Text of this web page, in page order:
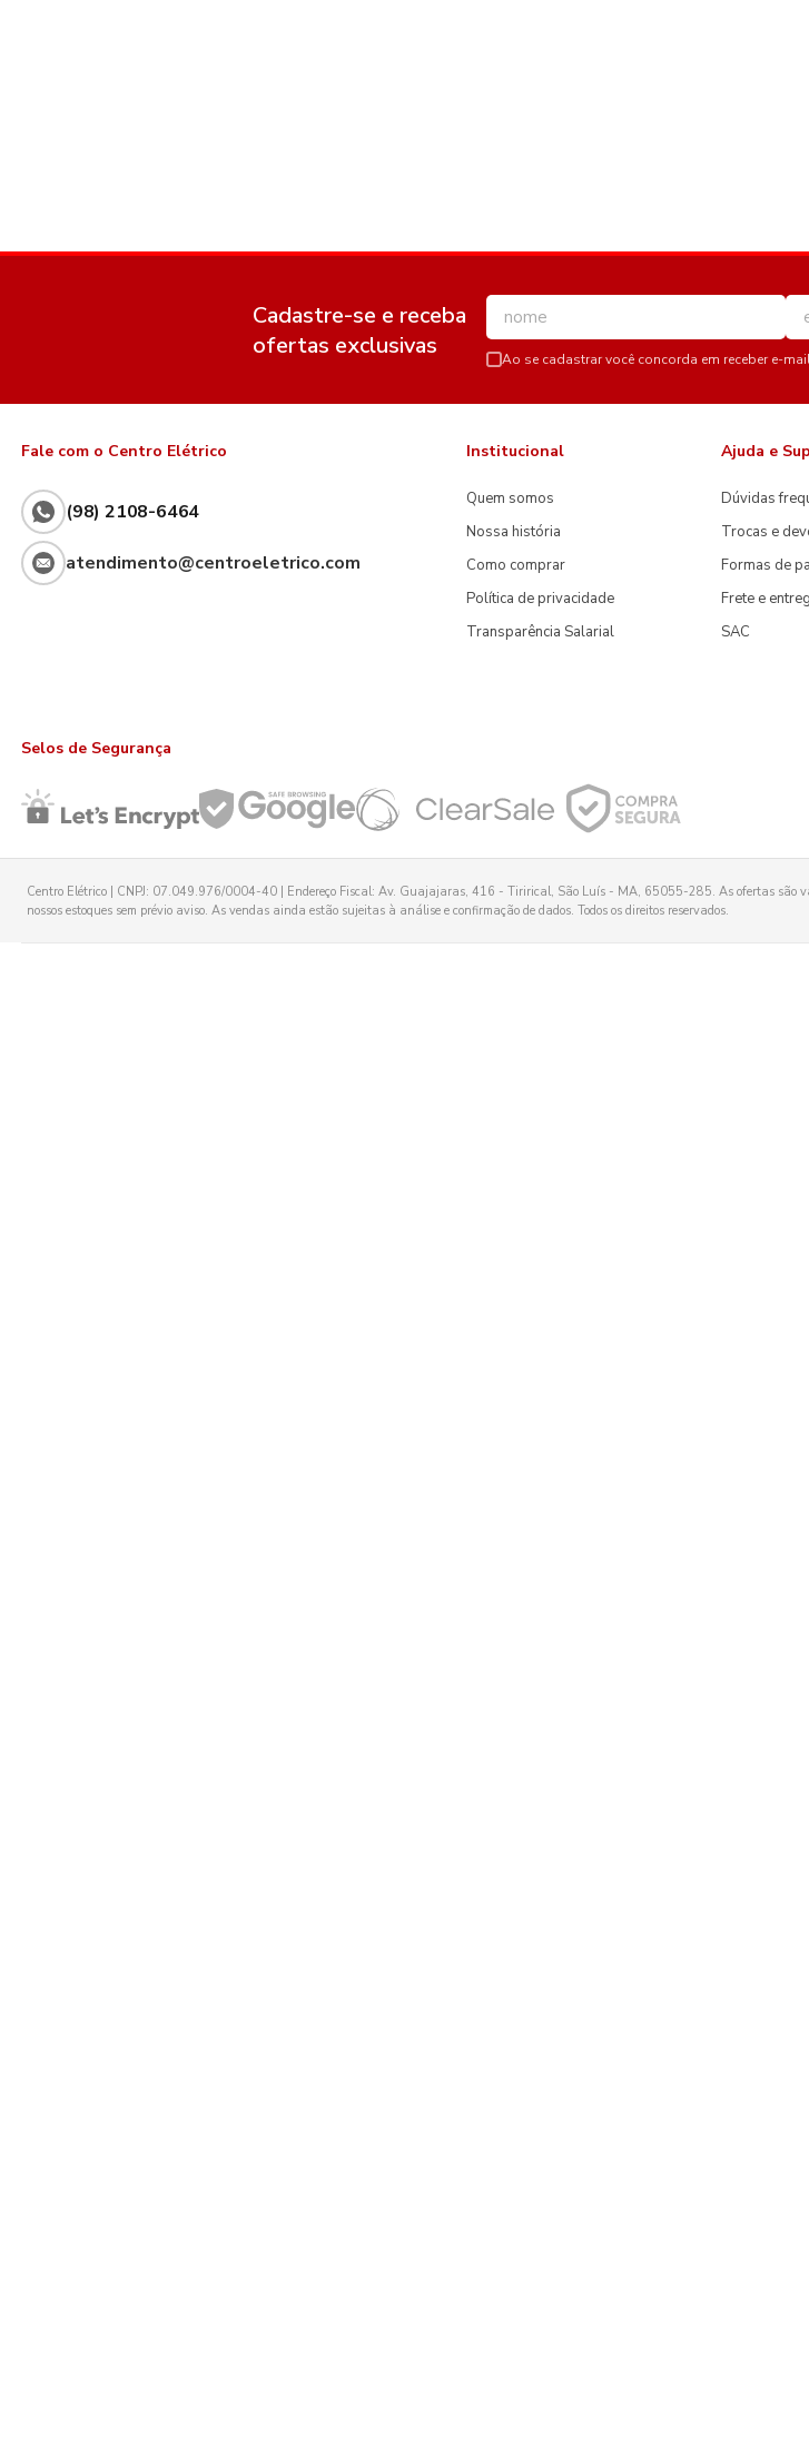
Cadastre-se e receba
ofertas exclusivas
Ao se cadastrar você concorda em receber e-
Fale com o Centro Elétrico
(98) 2108-6464
atendimento@centroeletrico.com
Institucional
Quem somos
Nossa história
Como comprar
Política de privacidade
Transparência Salarial
Ajuda e
Dúvidas
Trocas e
Formas de
Frete e
SAC
Selos de Segurança
Centro Elétrico | CNPJ: 07.049.976/0004-40 | Endereço Fiscal: Av. Guajajaras, 416 - Tirirical, São Luís - MA, 65055-285. As ofertas são
nossos estoques sem prévio aviso. As vendas ainda estão sujeitas à análise e confirmação de dados. Todos os direitos reservados.